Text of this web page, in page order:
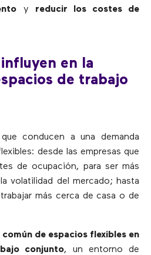
y reducir los costes de
en la
de trabajo
conducen a una demanda
desde las empresas que
de ocupación, para ser más
volatilidad del mercado; hasta
más cerca de casa o de
de espacios flexibles en
conjunto, un entorno de